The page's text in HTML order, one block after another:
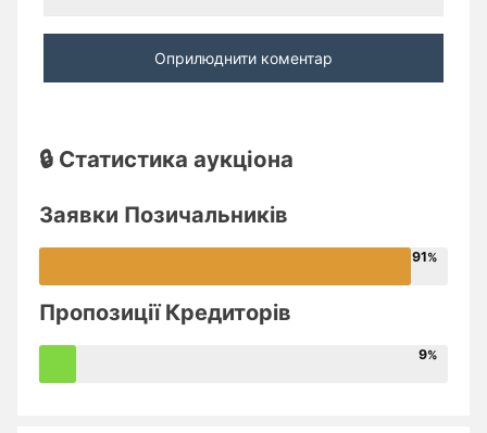
🔒 Статистика аукціона
Заявки Позичальників
91
Пропозиції Кредиторів
9